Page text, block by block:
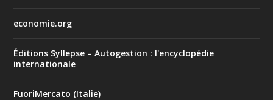
economie.org
Éditions Syllepse – Autogestion : l'encyclopédie
internationale
FuoriMercato (Italie)